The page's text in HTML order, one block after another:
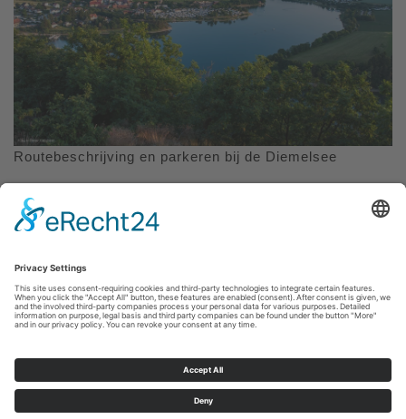
Routebeschrijving en parkeren bij de Diemelsee
Afdruk|Privacybeleid|Verklaring van toegankelijkheid|Neem
contact met ons op
E: info@sauerland.com
Cookie-Einstellungen